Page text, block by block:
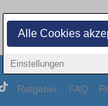
Alle Cookies
Einstellungen
Ratgeber FAQ